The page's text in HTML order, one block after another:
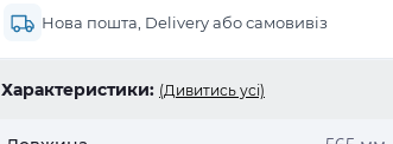
Нова пошта, Delivery або самовивіз
Характеристики: (Дивитись усі)